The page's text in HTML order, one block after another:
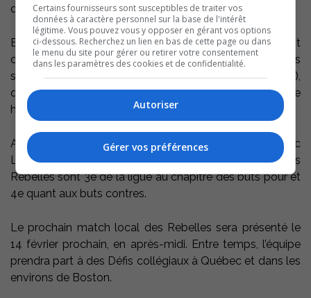
de semaine.
En hockey, les Rebelles du Cégep de Sorel-Tracy jouent
ce soir leur dernier match avant la pause des fêtes. Ils
seront à Trois-Rivières, contre le Collège Laflèche (4e),
qui les devance au classement de la ligue collégial de
hockey masculin du Québec.
Avec une victoire, les Rebelles seraient à égalité avec
Laflèche à 16 points en 14 rencontres. Par contre les
Rebelles sont 3e de la ligue au chapitre des buts pour et
4e quant aux buts contres.
Le prochain match local des Rebelles sera présenté le
14 février prochain, en après-midi. Entre temps, l’équipe
prendra part à des Défis collégiaux à Québec et dans les
environs de Boston.
Certains fournisseurs sont susceptibles de traiter vos
données à caractère personnel sur la base de l'intérêt
légitime. Vous pouvez vous y opposer en gérant vos options
ci-dessous. Recherchez un lien en bas de cette page ou dans
le menu du site pour gérer ou retirer votre consentement
dans les paramètres des cookies et de confidentialité.
Autoriser
Gérer vos préférences